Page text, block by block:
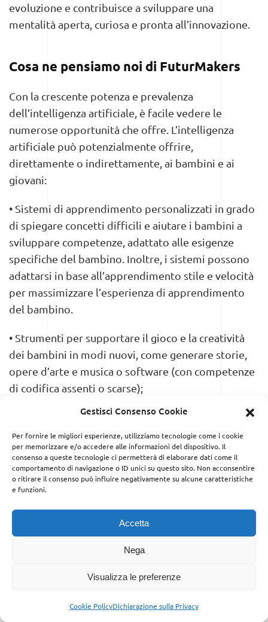
Gestisci Consenso Cookie
Per fornire le migliori esperienze, utilizziamo tecnologie come i cookie
per memorizzare e/o accedere alle informazioni del dispositivo. Il
consenso a queste tecnologie ci permetterà di elaborare dati come il
comportamento di navigazione o ID unici su questo sito. Non acconsentire
o ritirare il consenso può influire negativamente su alcune caratteristiche
e funzioni.
Accetta
Nega
Visualizza le preferenze
Cookie PolicyDichiarazione sulla Privacy
evoluzione e contribuisce a sviluppare una
mentalità aperta, curiosa e pronta all’innovazione.
Cosa ne pensiamo noi di FuturMakers
Con la crescente potenza e prevalenza
dell’intelligenza artificiale, è facile vedere le
numerose opportunità che offre. L’intelligenza
artificiale può potenzialmente offrire,
direttamente o indirettamente, ai bambini e ai
giovani:
• Sistemi di apprendimento personalizzati in grado
di spiegare concetti difficili e aiutare i bambini a
sviluppare competenze, adattato alle esigenze
specifiche del bambino. Inoltre, i sistemi possono
adattarsi in base all’apprendimento stile e velocità
per massimizzare l’esperienza di apprendimento
del bambino.
• Strumenti per supportare il gioco e la creatività
dei bambini in modi nuovi, come generare storie,
opere d’arte e musica o software (con competenze
di codifica assenti o scarse);
• Inclusione digitale: l’apprendimento sull’AI
contribuisce a ridurre il divario digitale,
assicurando che i bambini siano informati e inclusi
in un mondo sempre più digitale e
tecnologicamente avanzato;
• Preparazione per il futuro del lavoro: molti settori
stanno integrando l’AI nei processi lavorativi, di
conseguenza l’apprendimento sull’IA fornisce ai più
per affrontare le sfide delle future carriere, molte
tecnologie avanzate.